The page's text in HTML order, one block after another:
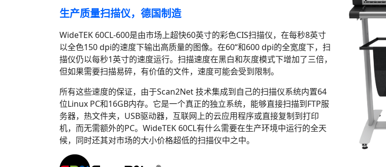
生产质量扫描仪，德国制造
WideTEK 60CL-600是由市场上超快60英寸的彩色CIS扫描仪，在每秒8英寸
以全色150 dpi的速度下输出高质量的图像。在60“和600 dpi的全宽度下，扫
描仪仍以每秒1英寸的速度运行。扫描速度在黑白和灰度模式下增加了三倍，
但如果需要扫描易碎，有价值的文件，速度可能会受到限制。
所有这些速度的保证，由于Scan2Net 技术集成到自己的扫描仪系统内置64
位Linux PC和16GB内存。它是一个真正的独立系统，能够直接扫描到FTP服
务器，热文件夹，USB驱动器，互联网上的云应用程序或直接复制到打印
机，而无需额外的PC。WideTEK 60CL有什么需要在生产环境中运行的全天
候，同时还其对市场的大小价格超低的扫描仪中之中。